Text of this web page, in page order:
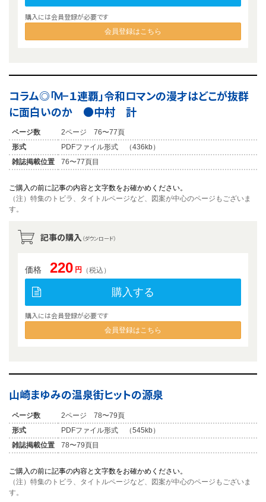
購入には会員登録が必要です
会員登録はこちら
コラム◎「Ｍ−１連覇」令和ロマンの漫才はどこが抜群
に面白いのか ●中村 計
ページ数
2ページ 76〜77頁
形式
PDFファイル形式 （436kb）
雑誌掲載位置
76〜77頁目
ご購入の前に記事の内容と文字数をお確かめください。
（注）特集のトビラ、タイトルページなど、図案が中心のページもございま
す。
記事の購入 （ダウンロード）
価格 220 円 （税込）
購入する
購入には会員登録が必要です
会員登録はこちら
山崎まゆみの温泉街ヒットの源泉
ページ数
2ページ 78〜79頁
形式
PDFファイル形式 （545kb）
雑誌掲載位置
78〜79頁目
ご購入の前に記事の内容と文字数をお確かめください。
（注）特集のトビラ、タイトルページなど、図案が中心のページもございま
す。